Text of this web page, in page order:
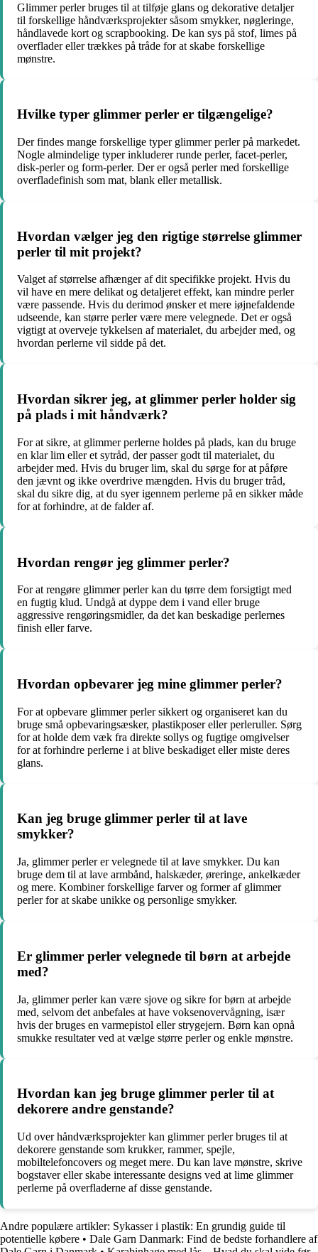
Glimmer perler bruges til at tilføje glans og dekorative detaljer
til forskellige håndværksprojekter såsom smykker, nøgleringe,
håndlavede kort og scrapbooking. De kan sys på stof, limes på
overflader eller trækkes på tråde for at skabe forskellige
mønstre.
Hvilke typer glimmer perler er tilgængelige?
Der findes mange forskellige typer glimmer perler på markedet.
Nogle almindelige typer inkluderer runde perler, facet-perler,
disk-perler og form-perler. Der er også perler med forskellige
overfladefinish som mat, blank eller metallisk.
Hvordan vælger jeg den rigtige størrelse glimmer
perler til mit projekt?
Valget af størrelse afhænger af dit specifikke projekt. Hvis du
vil have en mere delikat og detaljeret effekt, kan mindre perler
være passende. Hvis du derimod ønsker et mere iøjnefaldende
udseende, kan større perler være mere velegnede. Det er også
vigtigt at overveje tykkelsen af materialet, du arbejder med, og
hvordan perlerne vil sidde på det.
Hvordan sikrer jeg, at glimmer perler holder sig
på plads i mit håndværk?
For at sikre, at glimmer perlerne holdes på plads, kan du bruge
en klar lim eller et sytråd, der passer godt til materialet, du
arbejder med. Hvis du bruger lim, skal du sørge for at påføre
den jævnt og ikke overdrive mængden. Hvis du bruger tråd,
skal du sikre dig, at du syer igennem perlerne på en sikker måde
for at forhindre, at de falder af.
Hvordan rengør jeg glimmer perler?
For at rengøre glimmer perler kan du tørre dem forsigtigt med
en fugtig klud. Undgå at dyppe dem i vand eller bruge
aggressive rengøringsmidler, da det kan beskadige perlernes
finish eller farve.
Hvordan opbevarer jeg mine glimmer perler?
For at opbevare glimmer perler sikkert og organiseret kan du
bruge små opbevaringsæsker, plastikposer eller perleruller. Sørg
for at holde dem væk fra direkte sollys og fugtige omgivelser
for at forhindre perlerne i at blive beskadiget eller miste deres
glans.
Kan jeg bruge glimmer perler til at lave
smykker?
Ja, glimmer perler er velegnede til at lave smykker. Du kan
bruge dem til at lave armbånd, halskæder, øreringe, ankelkæder
og mere. Kombiner forskellige farver og former af glimmer
perler for at skabe unikke og personlige smykker.
Er glimmer perler velegnede til børn at arbejde
med?
Ja, glimmer perler kan være sjove og sikre for børn at arbejde
med, selvom det anbefales at have voksenovervågning, især
hvis der bruges en varmepistol eller strygejern. Børn kan opnå
smukke resultater ved at vælge større perler og enkle mønstre.
Hvordan kan jeg bruge glimmer perler til at
dekorere andre genstande?
Ud over håndværksprojekter kan glimmer perler bruges til at
dekorere genstande som krukker, rammer, spejle,
mobiltelefoncovers og meget mere. Du kan lave mønstre, skrive
bogstaver eller skabe interessante designs ved at lime glimmer
perlerne på overfladerne af disse genstande.
Andre populære artikler: Sykasser i plastik: En grundig guide til
potentielle købere • Dale Garn Danmark: Find de bedste forhandlere af